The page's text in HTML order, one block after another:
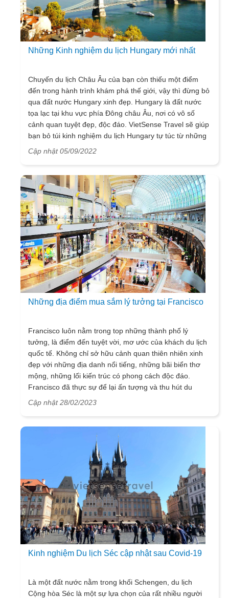
Những Kinh nghiệm du lịch Hungary mới nhất
Chuyến du lịch Châu Âu của bạn còn thiếu một điểm
đến trong hành trình khám phá thế giới, vậy thì đừng bỏ
qua đất nước Hungary xinh đẹp. Hungary là đất nước
tọa lạc tại khu vực phía Đông châu Âu, nơi có vô số
cảnh quan tuyệt đẹp, độc đáo. VietSense Travel sẽ giúp
bạn bỏ túi kinh nghiệm du lịch Hungary tự túc từ những
chi tiết nhỏ nhất. Nếu bạn đang cần lên lịch cho chuyến
Cập nhật 05/09/2022
Những địa điểm mua sắm lý tưởng tại Francisco
Francisco luôn nằm trong top những thành phố lý
tưởng, là điểm đến tuyệt vời, mơ ước của khách du lịch
quốc tế. Không chỉ sở hữu cảnh quan thiên nhiên xinh
đẹp với những địa danh nổi tiếng, những bãi biển thơ
mộng, những lối kiến trúc có phong cách độc đáo.
Francisco đã thực sự để lại ấn tượng và thu hút du
khách bởi những nét đẹp của mình. Ngoài những phút
phố xứ sở cờ hoa này. Trải nghiệm này hứa hẹn sẽ
mang đến nhiều cảm giác mới lạ cho du khách.
Cập nhật 28/02/2023
Kinh nghiệm Du lịch Séc cập nhật sau Covid-19
Là một đất nước nằm trong khối Schengen, du lịch
Cộng hòa Séc là một sự lựa chọn của rất nhiều người